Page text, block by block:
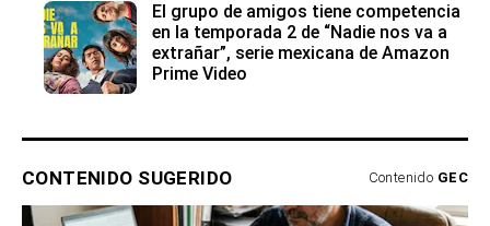
El grupo de amigos tiene competencia
en la temporada 2 de “Nadie nos va a
extrañar”, serie mexicana de Amazon
Prime Video
CONTENIDO SUGERIDO Contenido GEC